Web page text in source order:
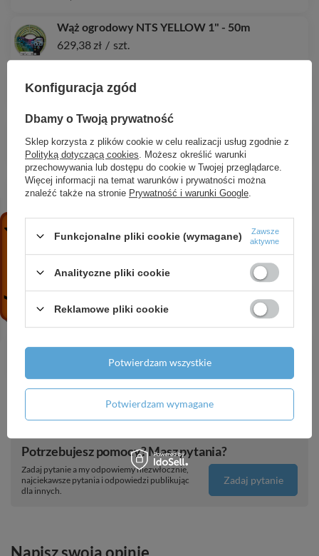
Wąż ogrodowy NTS YELLOW 1" - 50m
629,38 zł / szt.
66,67 zł / szt.
Wąż ogrodowy NTS PRO MASTER PLUS 1/2" -
15m
98,99 zł / szt.
Wąż ogrodowy NTS WHITEPLUS 5/8" - 25m
szt.
Taśma kroplująca 16/8mil/1,6l/h/30cm HIRRO
294,60 zł
szt.
Wąż igielitowy CRISTALLO EXTRA 4*1mm / 100m
0,60 zł /0.1 metr
Potrzebujesz pomocy? Masz pytania?
Zadaj pytanie a my odpowiemy niezwłocznie,
najciekawsze pytania i odpowiedzi publikując
dla innych.
Zadaj pytanie
Napisz swoją opinię
Konfiguracja zgód
Dbamy o Twoją prywatność
Sklep korzysta z plików cookie w celu realizacji usług zgodnie z
Polityką dotyczącą cookies . Możesz określić warunki
przechowywania lub dostępu do cookie w Twojej przeglądarce.
Więcej informacji na temat warunków i prywatności można
znaleźć także na stronie Prywatność i warunki Google
Funkcjonalne pliki cookie (wymagane)
Zawsze
aktywne
Analityczne pliki cookie
Reklamowe pliki cookie
Potwierdzam wymagane
Potwierdzam wszystkie